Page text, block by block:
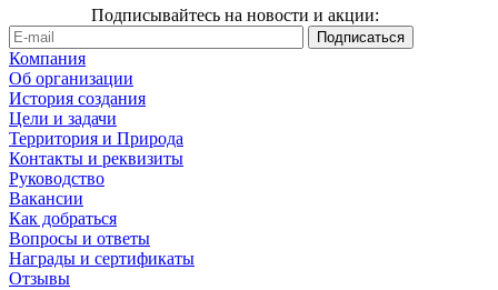
Подписывайтесь на новости и акции:
Компания
Об организации
История создания
Цели и задачи
Территория и Природа
Контакты и реквизиты
Руководство
Вакансии
Как добраться
Вопросы и ответы
Награды и сертификаты
Отзывы